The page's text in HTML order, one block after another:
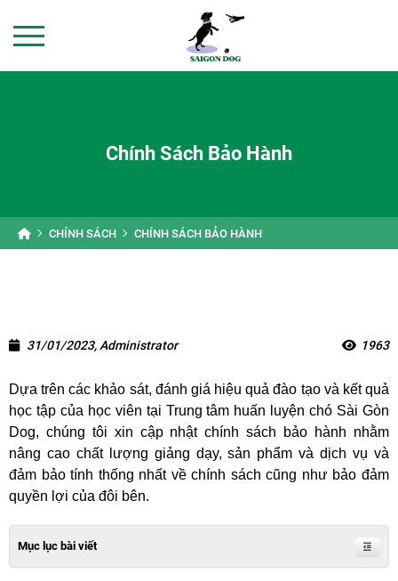
Chính Sách Bảo Hành
CHÍNH SÁCH CHÍNH SÁCH BẢO HÀNH
31/01/2023, Administrator 1963
Dựa trên các khảo sát, đánh giá hiệu quả đào tạo và kết quả
học tập của học viên tại Trung tâm huấn luyện chó Sài Gòn
Dog, chúng tôi xin cập nhật chính sách bảo hành nhằm
nâng cao chất lượng giảng dạy, sản phẩm và dịch vụ và
đảm bảo tính thống nhất về chính sách cũng như bảo đảm
quyền lợi của đôi bên.
Mục lục bài viết